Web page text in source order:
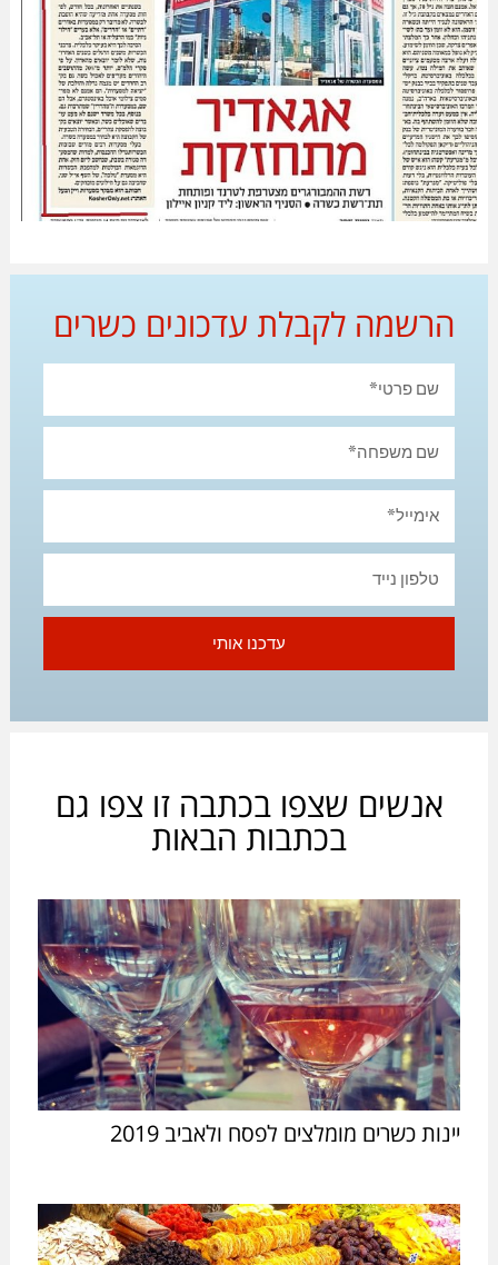
הרשמה לקבלת עדכונים כשרים
עדכנו אותי
אנשים שצפו בכתבה זו צפו גם
בכתבות הבאות
יינות כשרים מומלצים לפסח ולאביב 2019